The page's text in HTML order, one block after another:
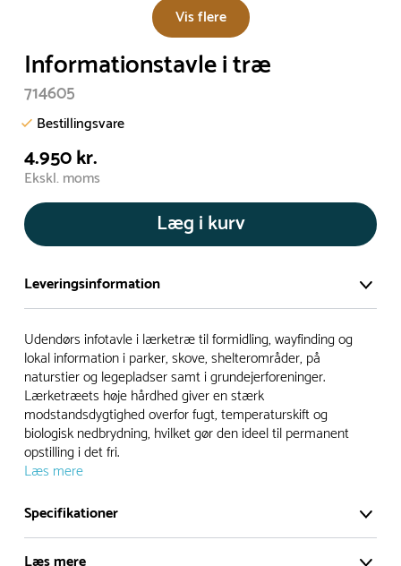
Vis flere
Informationstavle i træ
714605
Bestillingsvare
4.950 kr.
Ekskl. moms
Læg i kurv
Leveringsinformation
Vi har et stort og effektivt lager på ca. 6.000 kvadratmeter
med mere end 5.000 forskellige produkter på hylderne til
omgående levering.
- Leveringstiden på lagervarer er i Danmark normalt 1-3
hverdage
- Leveringstiden på specialvarer og bestillingsvarer oplyses
- I tilfælde af restordre vil kundeservice kontakte dig via e-
mail eller telefon med information om forventet
Udendørs infotavle i lærketræ til formidling, wayfinding og
lokal information i parker, skove, shelterområder, på
naturstier og legepladser samt i grundejerforeninger.
Lærketræets høje hårdhed giver en stærk
modstandsdygtighed overfor fugt, temperaturskift og
biologisk nedbrydning, hvilket gør den ideel til permanent
opstilling i det fri.
Læs mere
Specifikationer